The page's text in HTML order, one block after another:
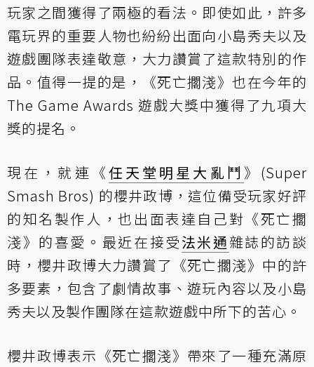
玩家之間獲得了兩極的看法。即使如此，許多
電玩界的重要人物也紛紛出面向小島秀夫以及
遊戲團隊表達敬意，大力讚賞了這款特別的作
品。值得一提的是，《死亡擱淺》也在今年的
The Game Awards 遊戲大獎中獲得了九項大
獎的提名。
現在，就連《任天堂明星大亂鬥 》(Super
Smash Bros) 的櫻井政博，這位備受玩家好評
的知名製作人，也出面表達自己對《死亡擱
淺》的喜愛。最近在接受法米通雜誌的訪談
時，櫻井政博大力讚賞了《死亡擱淺》中的許
多要素，包含了劇情故事、遊玩內容以及小島
秀夫以及製作團隊在這款遊戲中所下的苦心。
櫻井政博表示《死亡擱淺》帶來了一種充滿原